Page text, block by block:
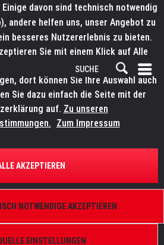
ERSATZTEILE
davon sind technisch notwendig
andere helfen uns, unser Angebot zu
besseres Nutzererlebnis zu bieten.
Sie mit einem Klick auf Alle
Informationen finden Sie in den
dort können Sie Ihre Auswahl auch
Sie dazu einfach die Seite mit der
auf. Zu unseren
Zum Impressum
EINSTELLUNGEN
NOTWENDIGE AKZEPTIEREN
AKZEPTIEREN